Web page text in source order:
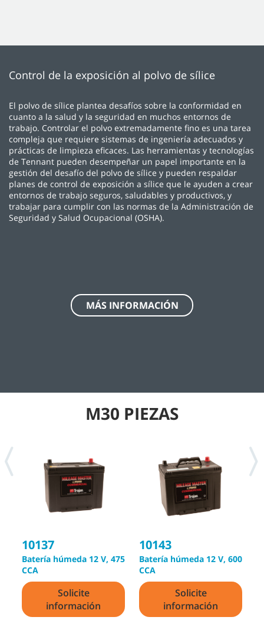
Control de la exposición al polvo de sílice
El polvo de sílice plantea desafíos sobre la conformidad en
cuanto a la salud y la seguridad en muchos entornos de
trabajo. Controlar el polvo extremadamente fino es una tarea
compleja que requiere sistemas de ingeniería adecuados y
prácticas de limpieza eficaces. Las herramientas y tecnologías
de Tennant pueden desempeñar un papel importante en la
gestión del desafío del polvo de sílice y pueden respaldar
planes de control de exposición a sílice que le ayuden a crear
entornos de trabajo seguros, saludables y productivos, y
trabajar para cumplir con las normas de la Administración de
Seguridad y Salud Ocupacional (OSHA).
MÁS INFORMACIÓN
M30 PIEZAS
10137
Batería húmeda 12 V, 475
CCA
Solicite
información
10143
Batería húmeda 12 V, 600
CCA
Solicite
información